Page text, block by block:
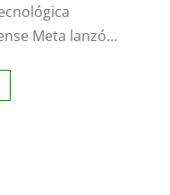
Meta lanzó…